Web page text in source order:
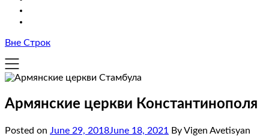
Вне Строк
Армянские церкви Константинополя
Posted on June 29, 2018June 18, 2021 By Vigen Avetisyan